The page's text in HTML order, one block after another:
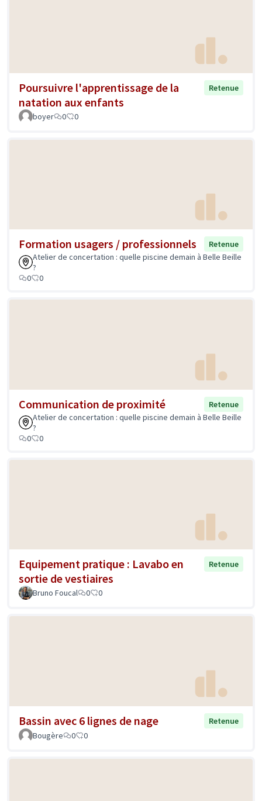
Poursuivre l'apprentissage de la
natation aux enfants
Retenue
boyer 0 0
Formation usagers / professionnels
Retenue
Atelier de concertation : quelle piscine demain à Belle Beille
?
0
0
Communication de proximité
Retenue
Atelier de concertation : quelle piscine demain à Belle Beille
?
0
0
Equipement pratique : Lavabo en
sortie de vestiaires
Retenue
Bruno Foucal 0 0
Bassin avec 6 lignes de nage
Retenue
Bougère
0 0